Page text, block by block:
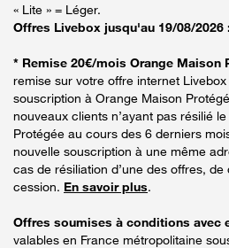
« Lite » = Léger.
Offres Livebox jusqu'au 19/08/2026 :
* Remise 20€/mois Orange Maison
remise sur votre offre internet
souscription à Orange Maison
nouveaux clients n’ayant pas résilié
Protégée au cours des 6 derniers
nouvelle souscription à une même
cas de résiliation d’une des offres,
cession. En savoir plus.
Offres soumises à conditions avec
valables en France métropolitaine